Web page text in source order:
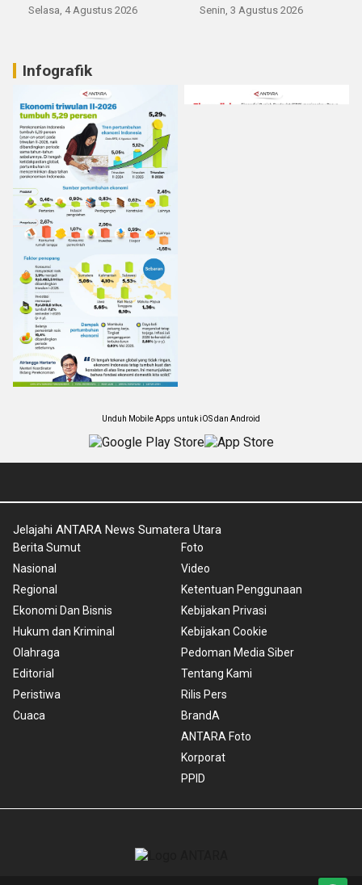
Selasa, 4 Agustus 2026 Senin, 3 Agustus 2026
Infografik
Unduh Mobile Apps untuk iOS dan Android
Jelajahi ANTARA News Sumatera Utara
Berita Sumut
Nasional
Regional
Ekonomi Dan Bisnis
Hukum dan Kriminal
Olahraga
Editorial
Peristiwa
Cuaca
Foto
Video
Ketentuan Penggunaan
Kebijakan Privasi
Kebijakan Cookie
Pedoman Media Siber
Tentang Kami
Rilis Pers
BrandA
ANTARA Foto
Korporat
PPID